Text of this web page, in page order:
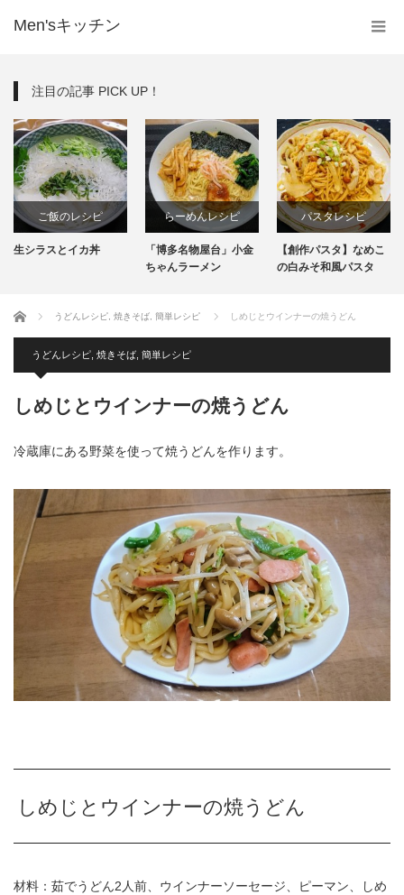
Men'sキッチン
注目の記事 PICK UP！
ご飯のレシピ
料理レシピ
生シラスとイカ丼
らーめんレシピ
インスタント
「博多名物屋台」小金
ちゃんラーメン
パスタレシピ
【創作パスタ】なめこ
の白みそ和風パスタ
ホーム うどんレシピ 焼きそば 簡単レシピ しめじとウインナーの焼うどん
うどんレシピ 焼きそば 簡単レシピ
しめじとウインナーの焼うどん
冷蔵庫にある野菜を使って焼うどんを作ります。
しめじとウインナーの焼うどん
材料：茹でうどん2人前、ウインナーソーセージ、ピーマン、しめ